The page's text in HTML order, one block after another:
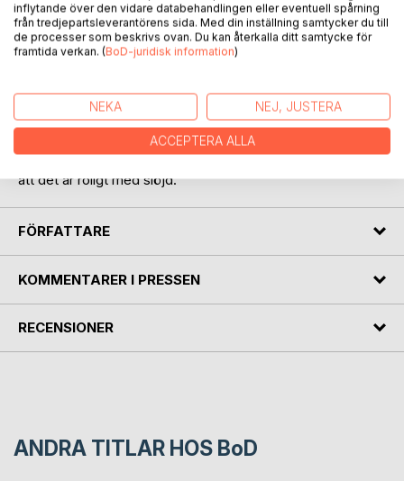
fem- och sexkanter, schablontryck, olika broderistygn,
virkade vantar, dominostickning, mormorsrutor, stickade
tossor och några olika varianter av vänskapsband. Allt som
hand med lite handledning av sin lärare eller någon annan
som vet hur man gör, men givetvis kan vem som helst
använda den. Du kan använda boken som inspiration i ditt
dagliga arbete som textillärare eller bara för att du tycker
att det är roligt med slöjd.
FÖRFATTARE
KOMMENTARER I PRESSEN
RECENSIONER
ANDRA TITLAR HOS BoD
inflytande över den vidare databehandlingen eller eventuell spårning
från tredjepartsleverantörens sida. Med din inställning samtycker du till
de processer som beskrivs ovan. Du kan återkalla ditt samtycke för
framtida verkan. (BoD-juridisk information)
NEKA NEJ, JUSTERA
ACCEPTERA ALLA